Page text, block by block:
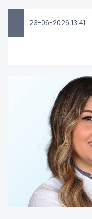
23-06-2026 13:41